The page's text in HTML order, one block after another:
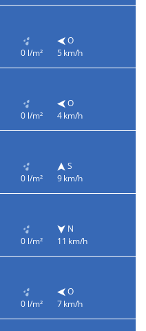
0 l/m²
O
5 km/h
0 l/m²
O
4 km/h
0 l/m²
S
9 km/h
0 l/m²
N
11 km/h
0 l/m²
O
7 km/h